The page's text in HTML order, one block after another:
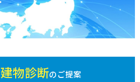
建物診断のご提案